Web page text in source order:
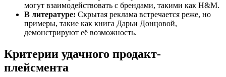
могут взаимодействовать с брендами, такими как H&M.
В литературе: Скрытая реклама встречается реже, но
примеры, такие как книга Дарьи Донцовой,
демонстрируют её возможность.
Критерии удачного продакт-
плейсмента